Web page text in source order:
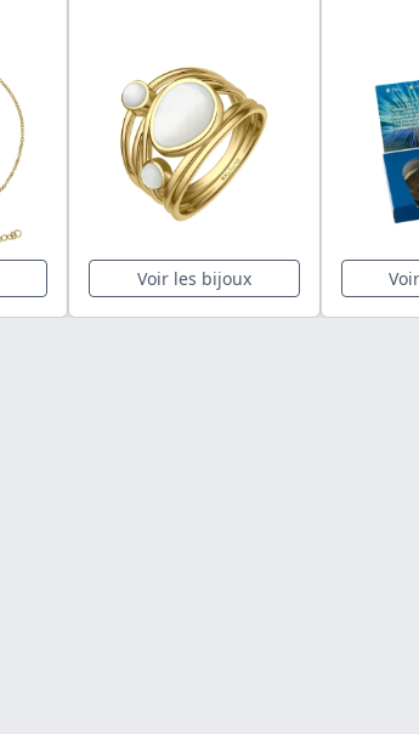
Voir les bijoux